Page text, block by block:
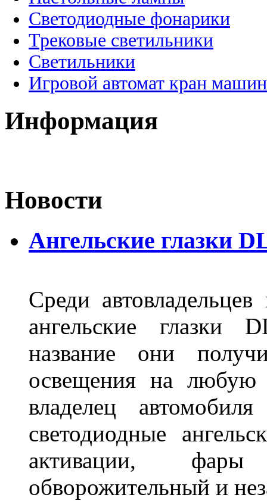
Светодиодные фонарики
Трековые светильники
Светильники
Игровой автомат кран
Информация
Новости
Ангельские глазки
Среди
ангельские глазки
название они
освещения на любую
владелец
светодиодные
активации, фары
обворожительный и